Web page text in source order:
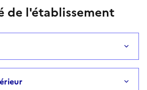
de l'établissement